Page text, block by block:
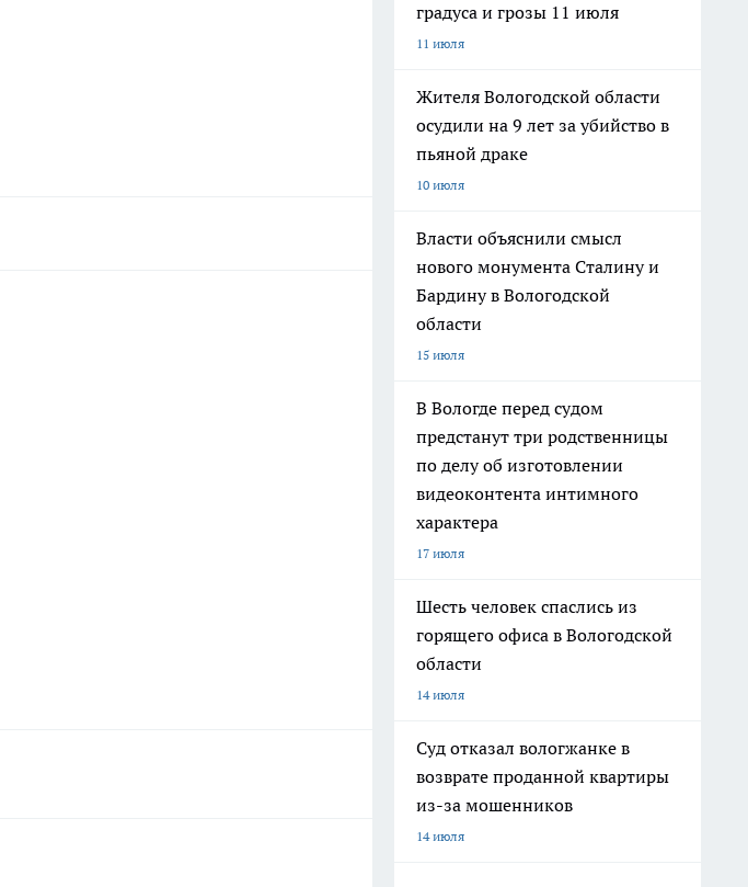
градуса и грозы 11 июля
11 июля
Жителя Вологодской области
осудили на 9 лет за убийство в
пьяной драке
10 июля
Власти объяснили смысл
нового монумента Сталину и
Бардину в Вологодской
области
15 июля
В Вологде перед судом
предстанут три родственницы
по делу об изготовлении
видеоконтента интимного
характера
17 июля
Шесть человек спаслись из
горящего офиса в Вологодской
области
14 июля
Суд отказал вологжанке в
возврате проданной квартиры
из-за мошенников
14 июля